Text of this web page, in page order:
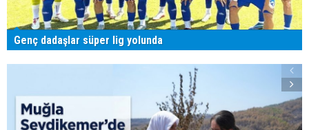
Genç dadaşlar süper lig yolunda